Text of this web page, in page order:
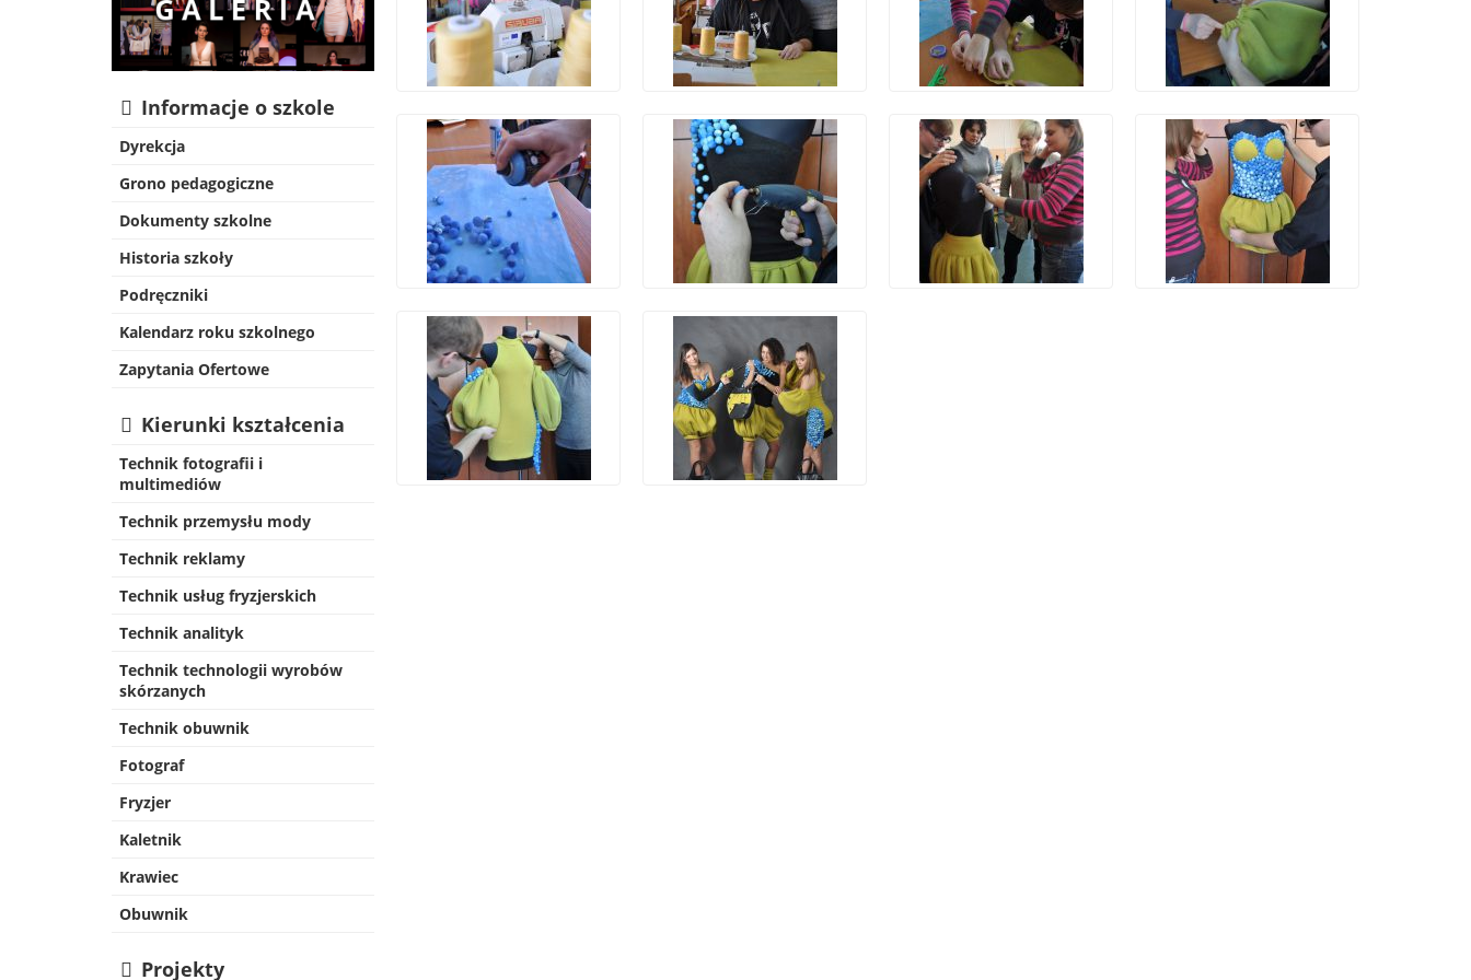
Informacje o szkole
Dyrekcja
Grono pedagogiczne
Dokumenty szkolne
Historia szkoły
Podręczniki
Kalendarz roku szkolnego
Zapytania Ofertowe
Kierunki kształcenia
Technik fotografii i
multimediów
Technik przemysłu mody
Technik reklamy
Technik usług fryzjerskich
Technik analityk
Technik technologii wyrobów
skórzanych
Technik obuwnik
Fotograf
Fryzjer
Kaletnik
Krawiec
Obuwnik
Projekty